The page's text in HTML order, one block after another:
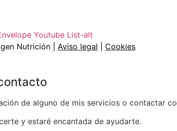
Youtube List-alt
Nutrición | Aviso legal Cookies
de alguno de mis servicios o contactar
y estaré encantada de ayudarte.